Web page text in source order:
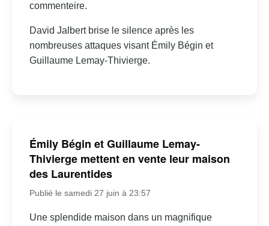
commenteire.
David Jalbert brise le silence après les
nombreuses attaques visant Émily Bégin et
Guillaume Lemay-Thivierge.
Émily Bégin et Guillaume Lemay-
Thivierge mettent en vente leur maison
des Laurentides
Publié le samedi 27 juin à 23:57
Une splendide maison dans un magnifique